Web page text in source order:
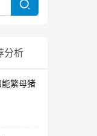
分析
繁母猪